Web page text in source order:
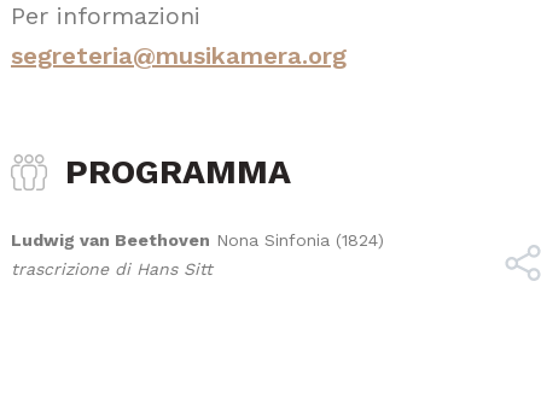
Per informazioni
segreteria@musikamera.org
PROGRAMMA
Ludwig van Beethoven Nona Sinfonia (1824)
trascrizione di Hans Sitt